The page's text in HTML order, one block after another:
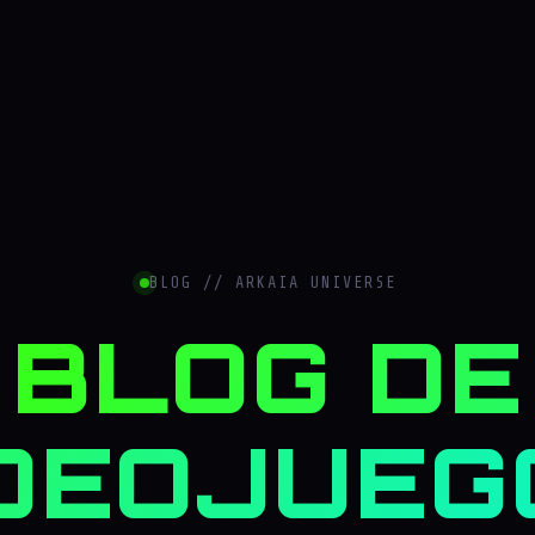
BLOG // ARKAIA UNIVERSE
BLOG DE